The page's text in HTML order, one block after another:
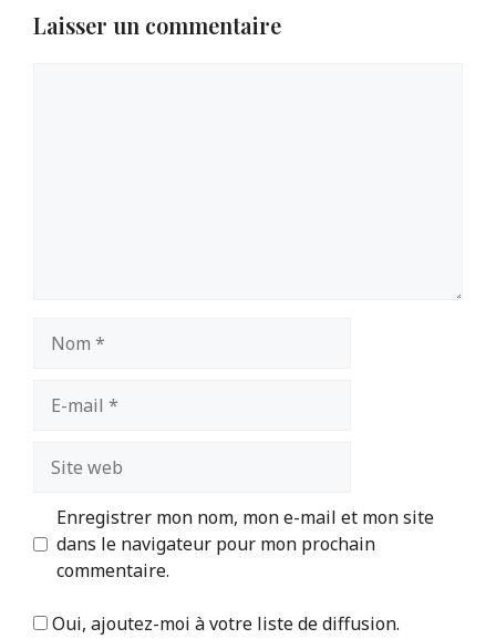
Laisser un commentaire
mail
web
Enregistrer mon nom, mon e-mail et mon site
dans le navigateur pour mon prochain
commentaire.
Oui, ajoutez-moi à votre liste de diffusion.